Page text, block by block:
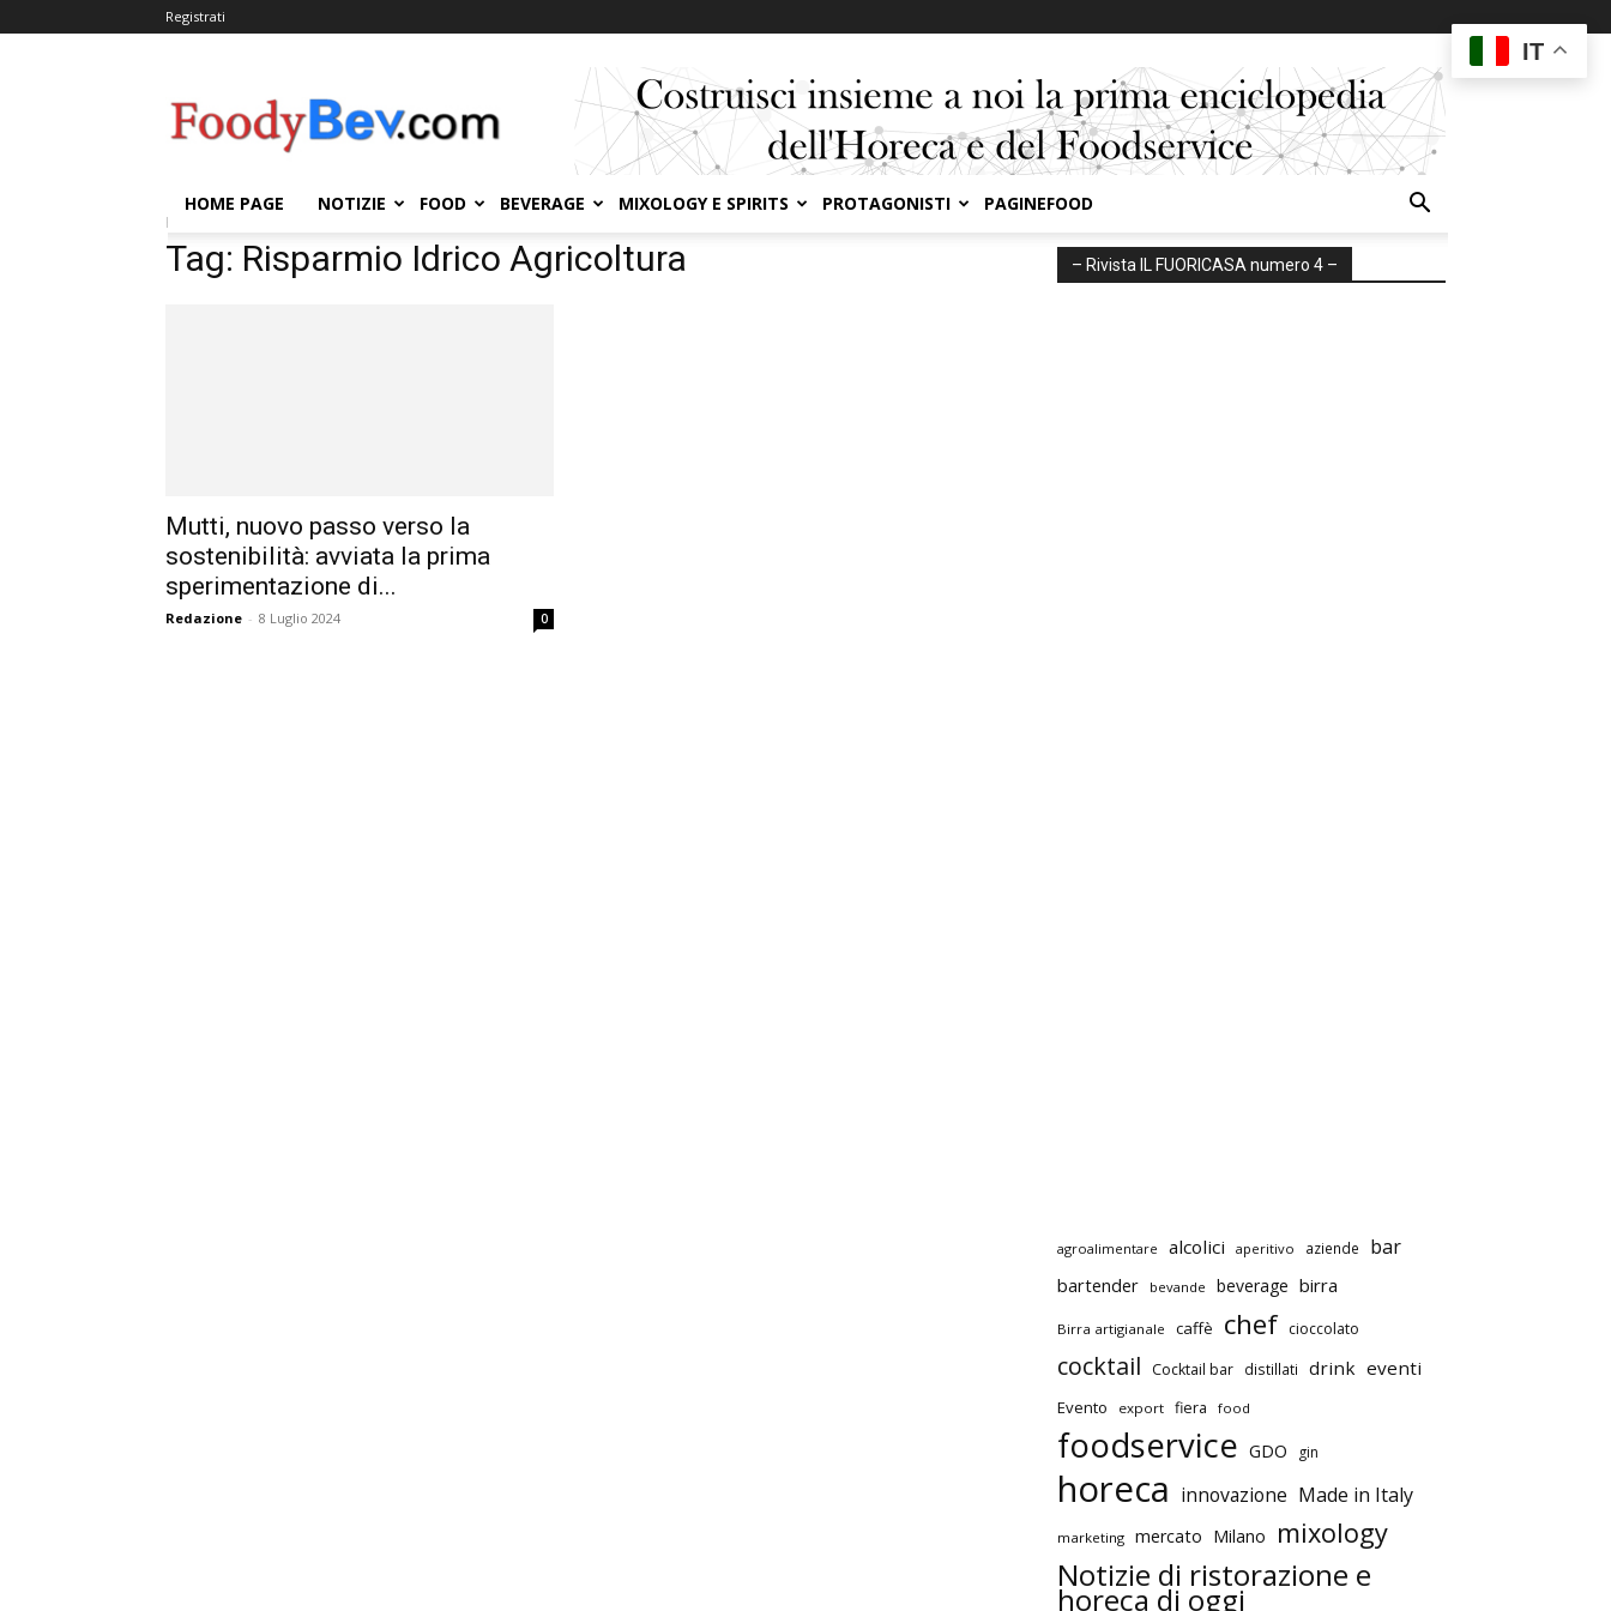
Registrati
HOME PAGE NOTIZIE FOOD BEVERAGE MIXOLOGY E SPIRITS PROTAGONISTI PAGINEFOOD
Home
Tag: Risparmio Idrico Agricoltura
Mutti, nuovo passo verso la
sostenibilità: avviata la prima
sperimentazione di...
Redazione - 8 Luglio 2024 0
– Rivista IL FUORICASA numero 4 –
agroalimentare alcolici aperitivo aziende bar
bartender bevande beverage birra
Birra artigianale caffè chef cioccolato
cocktail Cocktail bar distillati drink eventi
Evento export fiera food
foodservice GDO gin
horeca innovazione Made in Italy
marketing mercato Milano mixology
Notizie di ristorazione e
horeca di oggi
IT